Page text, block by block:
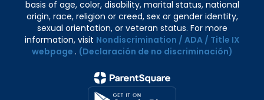
basis of age, color, disability, marital status, national
origin, race, religion or creed, sex or gender identity,
sexual orientation, or veteran status. For more
information, visit Nondiscrimination / ADA / Title IX
webpage . (Declaración de no discriminación)